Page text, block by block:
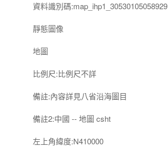
資料識別碼:map_ihp1_30530105058929
靜態圖像
地圖
比例尺:比例尺不詳
備註:內容詳見八省沿海圖目
備註2:中國 -- 地圖 csht
左上角緯度:N410000